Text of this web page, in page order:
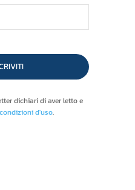
dichiari di aver letto e
d'uso.